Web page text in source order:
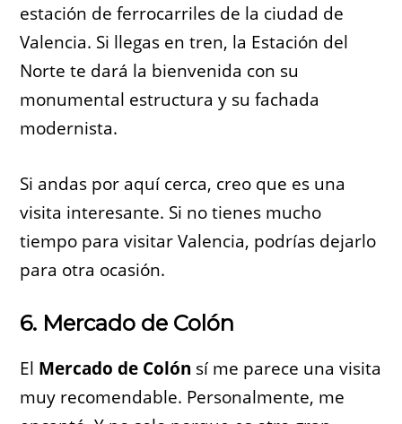
estación de ferrocarriles de la ciudad de
Valencia. Si llegas en tren, la Estación del
Norte te dará la bienvenida con su
monumental estructura y su fachada
modernista.
Si andas por aquí cerca, creo que es una
visita interesante. Si no tienes mucho
tiempo para visitar Valencia, podrías dejarlo
para otra ocasión.
6. Mercado de Colón
El Mercado de Colón sí me parece una visita
muy recomendable. Personalmente, me